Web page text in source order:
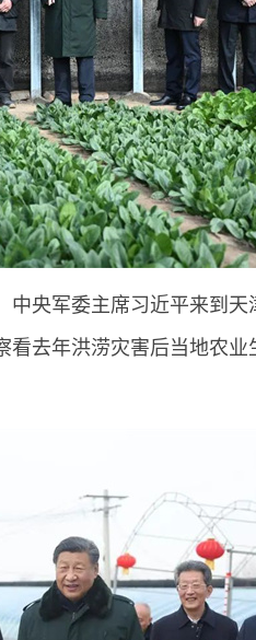
中央军委主席习近平来到
去年洪涝灾害后当地农